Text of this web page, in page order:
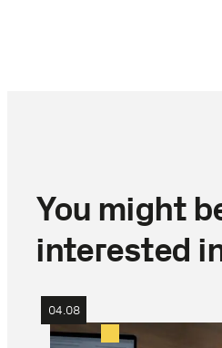
You might
interested
04.08